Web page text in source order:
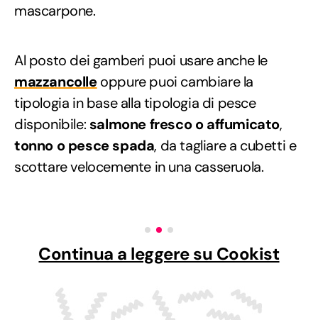
mascarpone.
Al posto dei gamberi puoi usare anche le
mazzancolleoppure puoi cambiare la
tipologia in base alla tipologia di pesce
disponibile: salmone fresco o affumicato,
tonno o pesce spada, da tagliare a cubetti e
scottare velocemente in una casseruola.
Continua a leggere su Cookist